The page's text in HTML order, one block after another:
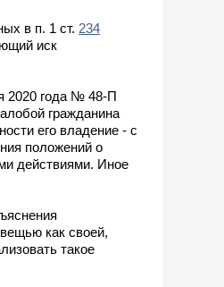
в п. 1 ст. 234
иск
2020 года № 48-П
гражданина
его владение - с
положений о
действиями. Иное
как своей,
такое